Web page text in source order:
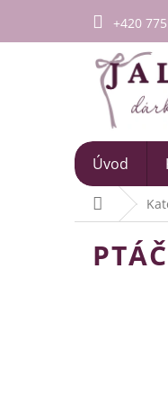
obsah
+420
Úvod
Domů